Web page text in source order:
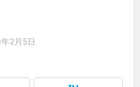
2月5日